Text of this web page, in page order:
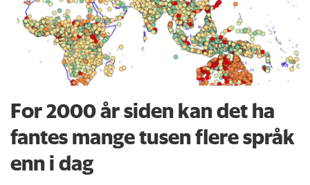
For 2000 år siden kan det ha
fantes mange tusen flere språk
enn i dag